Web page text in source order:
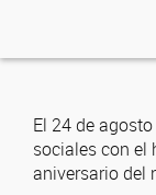
El 24 de
sociales con el
aniversario del